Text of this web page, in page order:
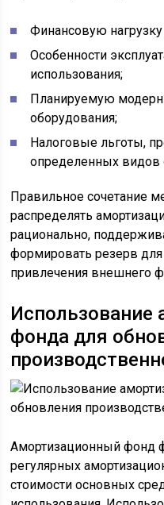
Финансовую
Особенности
использования;
Планируемую
оборудования;
Налоговые льготы,
определенных видов
Правильное сочетание
распределять
рационально,
формировать резерв
привлечения внешнего
Использование
фонда для
Амортизационный фонд
регулярных
стоимости основных